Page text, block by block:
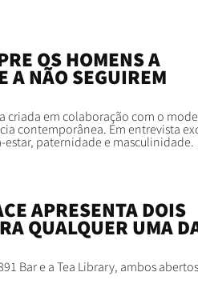
OS HOMENS A
A NÃO SEGUIREM
criada em colaboração com o
contemporânea. Em entrevista
estar, paternidade e masculinidade.
APRESENTA DOIS
QUALQUER UMA
Bar e a Tea Library, ambos abertos